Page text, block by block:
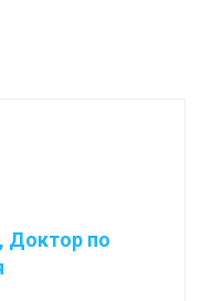
Доктор по